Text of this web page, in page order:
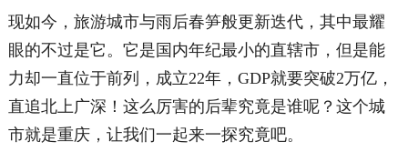
现如今，旅游城市与雨后春笋般更新迭代，其中最耀
眼的不过是它。它是国内年纪最小的直辖市，但是能
力却一直位于前列，成立22年，GDP就要突破2万亿，
直追北上广深！这么厉害的后辈究竟是谁呢？这个城
市就是重庆，让我们一起来一探究竟吧。